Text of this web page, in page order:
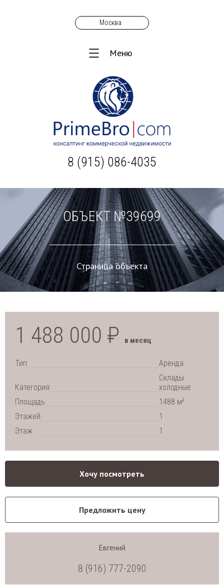
Москва
Меню
8 (915) 086-4035
ОБЪЕКТ №39699
Страница объекта
1 488 000 ₽ в месяц
Тип Аренда
Категория
Склады
холодные
Площадь
1488 м2
Этажей
1
Этаж
1
Хочу посмотреть
Предложить цену
Евгений
8 (916) 777-2090